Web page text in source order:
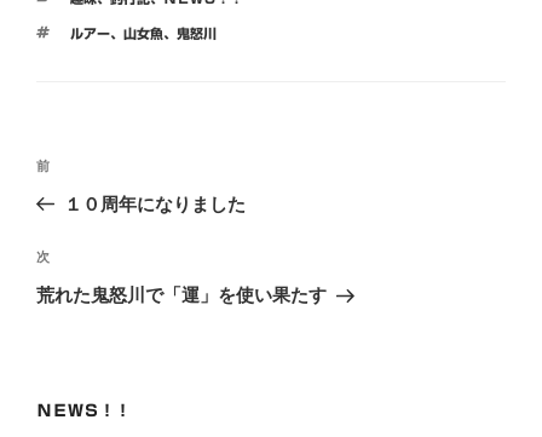
ゴ
タ
ルアー、 山女魚、 鬼怒川
ビ
ゲ
ン
前
の
稿
前
１０周年になりました
次
の
次
荒れた鬼怒川で「運」を使い果たす
ＮＥＷＳ！！